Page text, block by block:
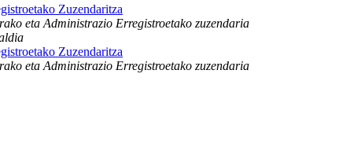
Zuzendaritza
eta Administrazio Erregistroetako zuzendaria
Zuzendaritza
eta Administrazio Erregistroetako zuzendaria